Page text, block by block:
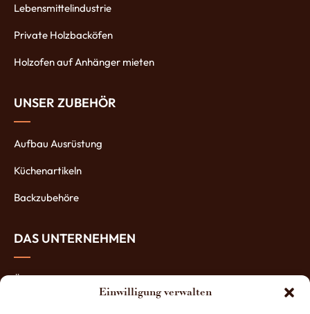
Einwilligung verwalten
Lebensmittelindustrie
Private Holzbacköfen
Holzofen auf Anhänger mieten
UNSER ZUBEHÖR
Aufbau Ausrüstung
Küchenartikeln
Backzubehöre
DAS UNTERNEHMEN
Über uns